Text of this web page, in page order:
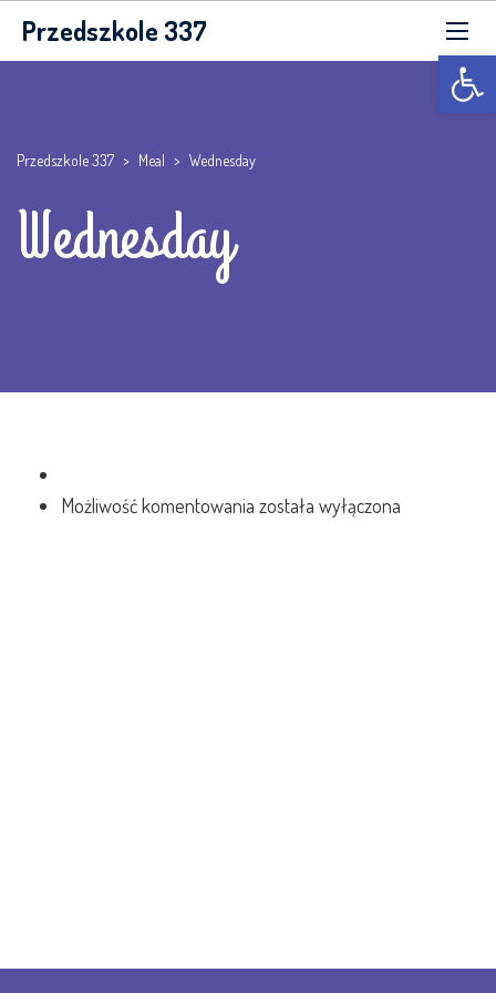
Otwórz
Przedszkole 337
Przedszkole 337 > Meal > Wednesday
Wednesday
Możliwość komentowania została wyłączona